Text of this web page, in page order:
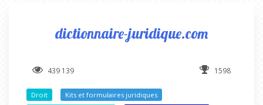
dictionnaire-juridique.com
439 139 1598
Droit
Kits et formulaires juridiques